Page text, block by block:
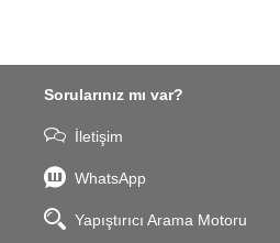
Sorularınız mı var?
İletişim
WhatsApp
Yapıştırıcı Arama Motoru